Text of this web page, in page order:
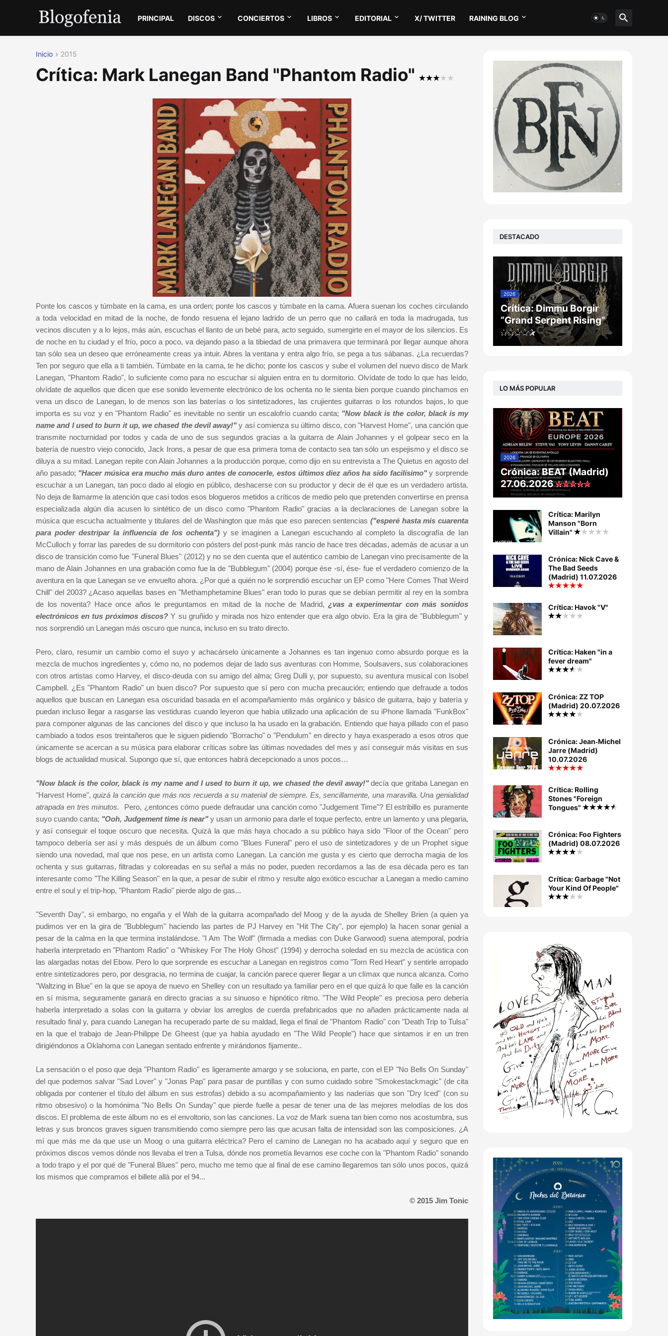
PRINCIPAL DISCOS CONCIERTOS LIBROS EDITORIAL X/ TWITTER RAINING BLOG
Inicio 2015
Crítica: Mark Lanegan Band "Phantom Radio"
Ponte los cascos y túmbate en la cama, es una orden; ponte los cascos y túmbate en la cama. Afuera suenan los coches circulando
a toda velocidad en mitad de la noche, de fondo resuena el lejano ladrido de un perro que no callará en toda la madrugada, tus
vecinos discuten y a lo lejos, más aún, escuchas el llanto de un bebé para, acto seguido, sumergirte en el mayor de los silencios. Es
de noche en tu ciudad y el frío, poco a poco, va dejando paso a la tibiedad de una primavera que terminará por llegar aunque ahora
tan sólo sea un deseo que erróneamente creas ya intuir. Abres la ventana y entra algo frío, se pega a tus sábanas. ¿La recuerdas?
Ten por seguro que ella a ti también. Túmbate en la cama, te he dicho; ponte los cascos y sube el volumen del nuevo disco de Mark
Lanegan, "Phantom Radio", lo suficiente como para no escuchar si alguien entra en tu dormitorio. Olvídate de todo lo que has leído,
olvídate de aquellos que dicen que ese sonido levemente electrónico de los ochenta no le sienta bien porque cuando pinchamos en
vena un disco de Lanegan, lo de menos son las baterías o los sintetizadores, las crujientes guitarras o los rotundos bajos, lo que
importa es su voz y en "Phantom Radio" es inevitable no sentir un escalofrío cuando canta; "Now black is the color, black is my
name and I used to burn it up, we chased the devil away!"y así comienza su último disco, con "Harvest Home", una canción que
transmite nocturnidad por todos y cada de uno de sus segundos gracias a la guitarra de Alain Johannes y el golpear seco en la
batería de nuestro viejo conocido, Jack Irons, a pesar de que esa primera toma de contacto sea tan sólo un espejismo y el disco se
diluya a su mitad. Lanegan repite con Alain Johannes a la producción porque, como dijo en su entrevista a The Quietus en agosto del
año pasado; "Hacer música era mucho más duro antes de conocerle, estos últimos diez años ha sido facilísimo"y sorprende
escuchar a un Lanegan, tan poco dado al elogio en público, deshacerse con su productor y decir de él que es un verdadero artista.
No deja de llamarme la atención que casi todos esos blogueros metidos a críticos de medio pelo que pretenden convertirse en prensa
especializada algún día acusen lo sintético de un disco como "Phantom Radio" gracias a la declaraciones de Lanegan sobre la
música que escucha actualmente y titulares del de Washington que más que eso parecen sentencias ("esperé hasta mis cuarenta
para poder destripar la influencia de los ochenta")y se imaginen a Lanegan escuchando al completo la discografía de Ian
McCulloch y forrar las paredes de su dormitorio con pósters del post-punk más rancio de hace tres décadas, además de acusar a un
disco de transición como fue "Funeral Blues" (2012) y no se den cuenta que el auténtico cambio de Lanegan vino precisamente de la
mano de Alain Johannes en una grabación como fue la de "Bubblegum" (2004) porque ése -sí, ése- fue el verdadero comienzo de la
aventura en la que Lanegan se ve envuelto ahora. ¿Por qué a quién no le sorprendió escuchar un EP como "Here Comes That Weird
Chill" del 2003? ¿Acaso aquellas bases en "Methamphetamine Blues" eran todo lo puras que se debían permitir al rey en la sombra
de los noventa? Hace once años le preguntamos en mitad de la noche de Madrid,¿vas a experimentar con más sonidos
electrónicos en tus próximos discos? Y su gruñido y mirada nos hizo entender que era algo obvio. Era la gira de "Bubblegum" y
nos sorprendió un Lanegan más oscuro que nunca, incluso en su trato directo.
Pero, claro, resumir un cambio como el suyo y achacárselo únicamente a Johannes es tan ingenuo como absurdo porque es la
mezcla de muchos ingredientes y, cómo no, no podemos dejar de lado sus aventuras con Homme, Soulsavers, sus colaboraciones
con otros artistas como Harvey, el disco-deuda con su amigo del alma; Greg Dulli y, por supuesto, su aventura musical con Isobel
Campbell. ¿Es "Phantom Radio" un buen disco? Por supuesto que sí pero con mucha precaución; entiendo que defraude a todos
aquellos que buscan en Lanegan esa oscuridad basada en el acompañamiento más orgánico y básico de guitarra, bajo y batería y
puedan incluso llegar a rasgarse las vestiduras cuando leyeron que había utilizado una aplicación de su iPhone llamada "FunkBox"
para componer algunas de las canciones del disco y que incluso la ha usado en la grabación. Entiendo que haya pillado con el paso
cambiado a todos esos treintañeros que le siguen pidiendo "Borracho" o "Pendulum" en directo y haya exasperado a esos otros que
únicamente se acercan a su música para elaborar críticas sobre las últimas novedades del mes y así conseguir más visitas en sus
blogs de actualidad musical. Supongo que sí, que entonces habrá decepcionado a unos pocos…
"Now black is the color, black is my name and I used to burn it up, we chased the devil away!"decía que gritaba Lanegan en
"Harvest Home",quizá la canción que más nos recuerda a su material de siempre. Es, sencillamente, una maravilla. Una genialidad
atrapada en tres minutos. Pero, ¿entonces cómo puede defraudar una canción como "Judgement Time"? El estribillo es puramente
suyo cuando canta; "Ooh, Judgement time is near" y usan un armonio para darle el toque perfecto, entre un lamento y una plegaria,
y así conseguir el toque oscuro que necesita. Quizá la que más haya chocado a su público haya sido "Floor of the Ocean" pero
tampoco debería ser así y más después de un álbum como "Blues Funeral" pero el uso de sintetizadores y de un Prophet sigue
siendo una novedad, mal que nos pese, en un artista como Lanegan. La canción me gusta y es cierto que derrocha magia de los
ochenta y sus guitarras, filtradas y coloreadas en su señal a más no poder, pueden recordamos a las de esa década pero es tan
interesante como "The Killing Season" en la que, a pesar de subir el ritmo y resulte algo exótico escuchar a Lanegan a medio camino
entre el soul y el trip-hop, "Phantom Radio" pierde algo de gas...
"Seventh Day", si embargo, no engaña y el Wah de la guitarra acompañado del Moog y de la ayuda de Shelley Brien (a quien ya
pudimos ver en la gira de "Bubblegum" haciendo las partes de PJ Harvey en "Hit The City", por ejemplo) la hacen sonar genial a
pesar de la calma en la que termina instalándose. "I Am The Wolf" (firmada a medias con Duke Garwood) suena atemporal, podría
haberla interpretado en "Phantom Radio" o "Whiskey For The Holy Ghost" (1994) y derrocha soledad en su mezcla de acústica con
las alargadas notas del Ebow. Pero lo que sorprende es escuchar a Lanegan en registros como "Torn Red Heart" y sentirle arropado
entre sintetizadores pero, por desgracia, no termina de cuajar, la canción parece querer llegar a un clímax que nunca alcanza. Como
"Waltzing in Blue" en la que se apoya de nuevo en Shelley con un resultado ya familiar pero en el que quizá lo que falle es la canción
en sí misma, seguramente ganará en directo gracias a su sinuoso e hipnótico ritmo. "The Wild People" es preciosa pero debería
haberla interpretado a solas con la guitarra y obviar los arreglos de cuerda prefabricados que no añaden prácticamente nada al
resultado final y, para cuando Lanegan ha recuperado parte de su maldad, llega el final de "Phantom Radio" con "Death Trip to Tulsa"
en la que el trabajo de Jean-Philippe De Gheest (que ya había ayudado en "The Wild People") hace que sintamos ir en un tren
dirigiéndonos a Oklahoma con Lanegan sentado enfrente y mirándonos fijamente..
La sensación o el poso que deja "Phantom Radio" es ligeramente amargo y se soluciona, en parte, con el EP "No Bells On Sunday"
del que podemos salvar "Sad Lover" y "Jonas Pap" para pasar de puntillas y con sumo cuidado sobre "Smokestackmagic" (de cita
obligada por contener el título del álbum en sus estrofas) debido a su acompañamiento y las naderías que son "Dry Iced" (con su
ritmo obsesivo) o la homónima "No Bells On Sunday" que pierde fuelle a pesar de tener una de las mejores melodías de los dos
discos. El problema de este álbum no es el envoltorio, son las canciones. La voz de Mark suena tan bien como nos acostumbra, sus
letras y sus broncos graves siguen transmitiendo como siempre pero las que acusan falta de intensidad son las composiciones. ¿A
mí que más me da que use un Moog o una guitarra eléctrica? Pero el camino de Lanegan no ha acabado aquí y seguro que en
próximos discos vemos dónde nos llevaba el tren a Tulsa, dónde nos prometía llevarnos ese coche con la "Phantom Radio" sonando
a todo trapo y el por qué de "Funeral Blues" pero, mucho me temo que al final de ese camino llegaremos tan sólo unos pocos, quizá
los mismos que compramos el billete allá por el 94...
© 2015 Jim Tonic
DESTACADO
2026
Crítica: Dimmu Borgir
“Grand Serpent Rising”
LO MÁS POPULAR
2026
Crónica: BEAT (Madrid)
27.06.2026
Crítica: Marilyn
Manson "Born
Villain"
Crónica: Nick Cave &
The Bad Seeds
(Madrid) 11.07.2026
Crítica: Havok "V"
Crítica: Haken "in a
fever dream"
Crónica: ZZ TOP
(Madrid) 20.07.2026
Crónica: Jean‐Michel
Jarre (Madrid)
10.07.2026
Crítica: Rolling
Stones "Foreign
Tongues"
Crónica: Foo Fighters
(Madrid) 08.07.2026
Crítica: Garbage "Not
Your Kind Of People"